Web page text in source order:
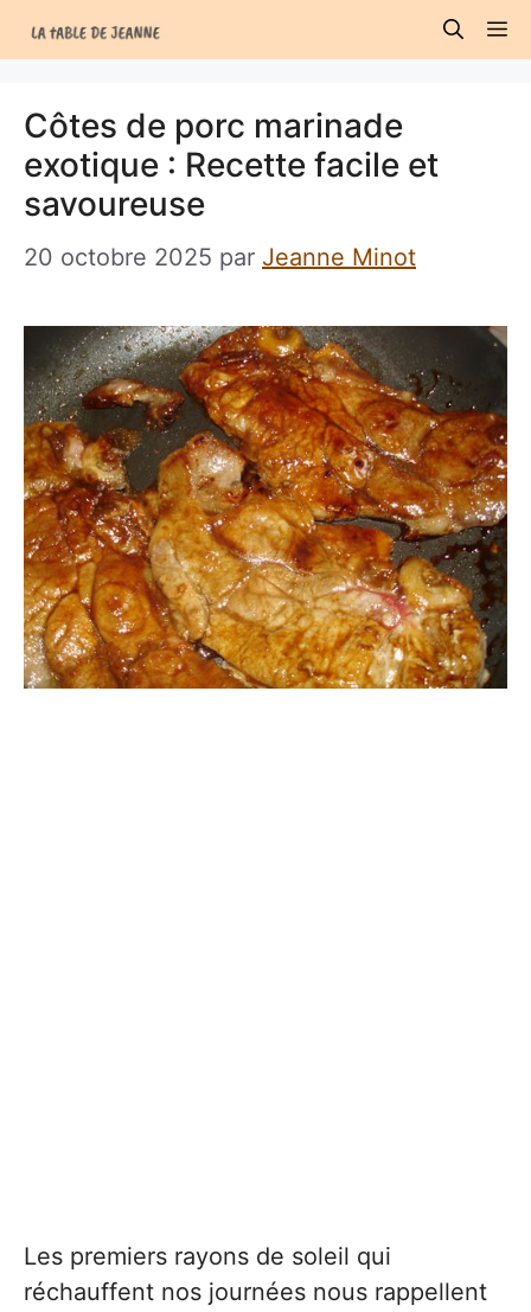
au
Côtes de porc marinade
exotique : Recette facile et
savoureuse
20 octobre 2025 par Jeanne Minot
Les premiers rayons de soleil qui
réchauffent nos journées nous rappellent